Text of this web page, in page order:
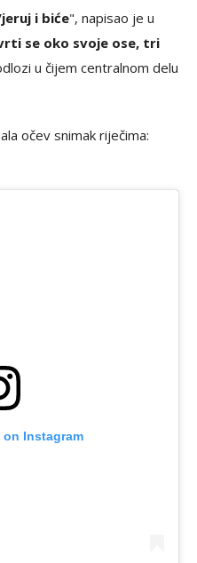
i biće", napisao je u
se oko svoje ose, tri
u čijem centralnom delu
očev snimak riječima:
Instagram